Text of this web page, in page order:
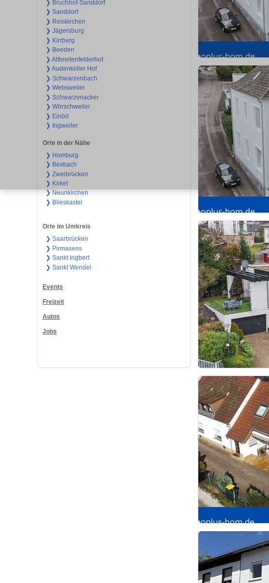
❯ Bruchhof-Sanddorf
❯ Sanddorf
❯ Reiskirchen
❯ Jägersburg
❯ Kirrberg
❯ Beeden
❯ Altbreitenfelderhof
❯ Audenkeller Hof
❯ Schwarzenbach
❯ Websweiler
❯ Schwarzenacker
❯ Wörschweiler
❯ Einöd
❯ Ingweiler
Orte in der Nähe
❯ Homburg
❯ Bexbach
❯ Zweibrücken
❯ Kirkel
❯ Neunkirchen
❯ Blieskastel
Orte im Umkreis
❯ Saarbrücken
❯ Pirmasens
❯ Sankt Ingbert
❯ Sankt Wendel
Events
Freizeit
Autos
Jobs